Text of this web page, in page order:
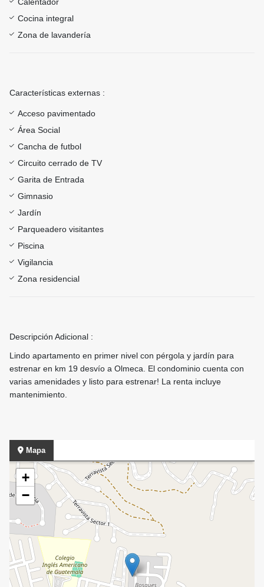
Cocina integral
Zona de lavandería
Características externas :
Acceso pavimentado
Área Social
Cancha de futbol
Circuito cerrado de TV
Garita de Entrada
Gimnasio
Jardín
Parqueadero visitantes
Piscina
Vigilancia
Zona residencial
Descripción Adicional :
Lindo apartamento en primer nivel con pérgola y jardín para
estrenar en km 19 desvío a Olmeca. El condominio cuenta con
varias amenidades y listo para estrenar! La renta incluye
mantenimiento.
Mapa
+
−